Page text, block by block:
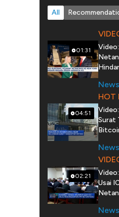
All
01:31
News
04:51
HOT
Surat
News
02:21
Usai
News